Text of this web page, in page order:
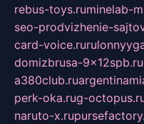
rebus-toys.ruminelab-
seo-prodvizhenie-
card-voice.ru
domizbrusa-9x12spb.ru
a380club.ru
perk-oka.rug-
naruto-x.ru